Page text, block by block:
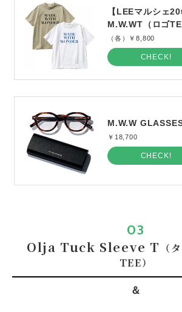
【LEEマルシェ
M.W.WT（ロゴ
（各）￥8,800
CHECK!
M.W.W
￥18,700
CHECK!
03
Olja Tuck Sleeve T （
TEE）
＆